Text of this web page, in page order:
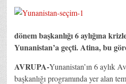
dönem başkanlığı 6 aylığına
Yunanistan’a geçti. Atina, bu
AVRUPA-Yunanistan’ın 6 aylık
başkanlığı programında yer alan